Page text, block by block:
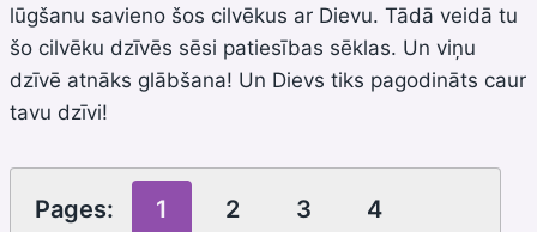
lūgšanu savieno šos cilvēkus ar Dievu. Tādā veidā tu
šo cilvēku dzīvēs sēsi patiesības sēklas. Un viņu
dzīvē atnāks glābšana! Un Dievs tiks pagodināts caur
tavu dzīvi!
Pages: 1 2 3 4